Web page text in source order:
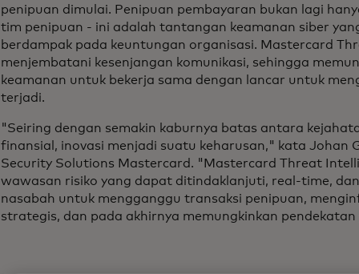
penipuan dimulai. Penipuan pembayaran bukan lagi
tim penipuan - ini adalah tantangan keamanan siber
berdampak pada keuntungan organisasi. Mastercard
menjembatani kesenjangan komunikasi, sehingga
keamanan untuk bekerja sama dengan lancar untuk
terjadi.
"Seiring dengan semakin kaburnya batas antara
finansial, inovasi menjadi suatu keharusan," kata Johan
Security Solutions Mastercard. "Mastercard Threat
wawasan risiko yang dapat ditindaklanjuti, real-time,
nasabah untuk mengganggu transaksi penipuan,
strategis, dan pada akhirnya memungkinkan